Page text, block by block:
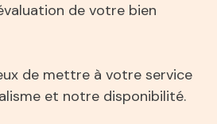
de votre bien
de mettre à votre service
et notre disponibilité.